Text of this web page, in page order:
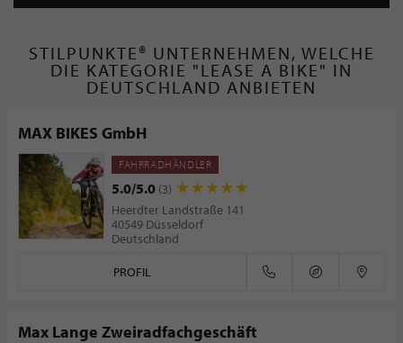
STILPUNKTE® UNTERNEHMEN, WELCHE
DIE KATEGORIE "LEASE A BIKE" IN
DEUTSCHLAND ANBIETEN
MAX BIKES GmbH
FAHRRADHÄNDLER
5.0/5.0 (3)
Heerdter Landstraße 141
40549 Düsseldorf
Deutschland
PROFIL
Max Lange Zweiradfachgeschäft